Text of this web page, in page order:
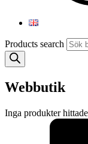
Products search
Webbutik
Inga produkter